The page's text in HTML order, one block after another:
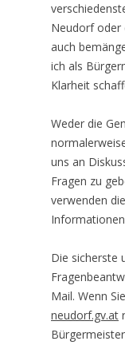
Neudorf oder
auch
ich als
Klarheit
Weder die
uns an
Fragen zu
verwenden
Die sicherste
Mail. Wenn
neudorf.gv.at